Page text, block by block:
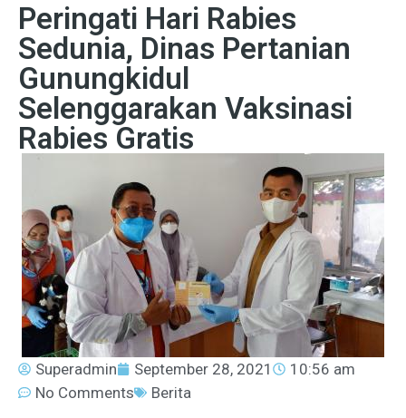
Peringati Hari Rabies
Sedunia, Dinas Pertanian
Gunungkidul
Selenggarakan Vaksinasi
Rabies Gratis
Superadmin September 28, 2021
10:56 am
No Comments
Berita